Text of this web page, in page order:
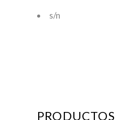
s/n
PRODUCTOS